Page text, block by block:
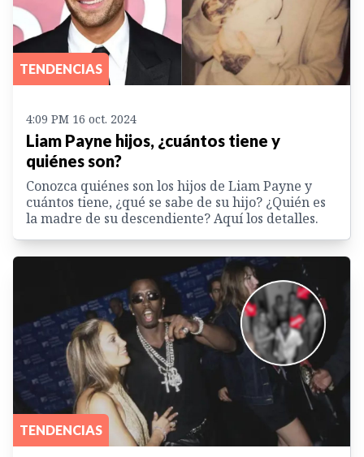
TENDENCIAS
4:09 PM 16 oct. 2024
Liam Payne hijos, ¿cuántos tiene y
quiénes son?
Conozca quiénes son los hijos de Liam Payne y
cuántos tiene, ¿qué se sabe de su hijo? ¿Quién es
la madre de su descendiente? Aquí los detalles.
TENDENCIAS